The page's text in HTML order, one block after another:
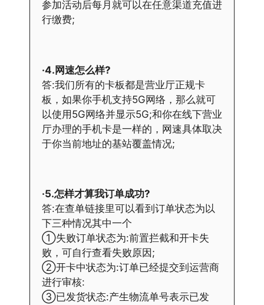
参加活动后每月就可以在任意渠道充值进
行缴费;
·4.网速怎么样?
答:我们所有的卡板都是营业厅正规卡
板，如果你手机支持5G网络，那么就可
以使用5G网络并显示5G;和你在线下营业
厅办理的手机卡是一样的，网速具体取决
于你当前地址的基站覆盖情况;
·5.怎样才算我订单成功?
答:在查单链接里可以看到订单状态为以
下三种情况其中一个
①失败订单状态为:前置拦截和开卡失
败，可自行查看失败原因;
②开卡中状态为:订单已经提交到运营商
进行审核:
③已发货状态:产生物流单号表示已发